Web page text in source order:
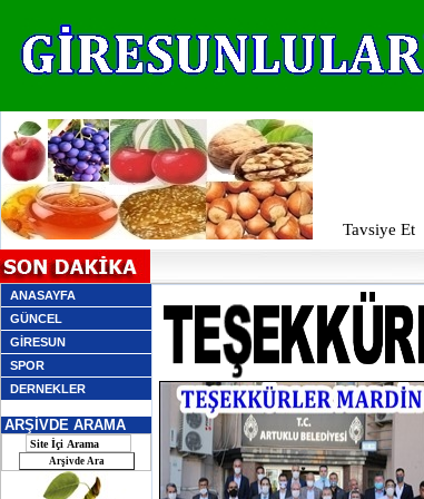
Tavsiye Et
ANASAYFA
GÜNCEL
GİRESUN
SPOR
DERNEKLER
ARŞİVDE ARAMA